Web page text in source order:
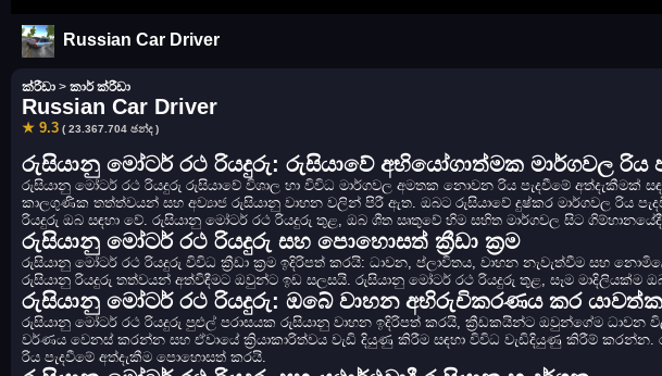
Russian Car Driver
ක්රීඩා > කාර් ක්රීඩා
Russian Car Driver
★ 9.3 ( 23.367.704 ඡන්ද )
රුසියානු මෝටර් රථ රියදුරු: රුසියාවේ අභියෝගාත්මක මාර්ගවල රිය
රුසියානු මෝටර් රථ රියදුරු රුසියාවේ විශාල හා විවිධ මාර්ගවල අමතක නොවන රිය පැදවීමේ අත්දැකීමක්
කාලගුණික තත්ත්වයන් සහ අව්‍යාජ රුසියානු වාහන වලින් පිරී ඇත. ඔබට රුසියාවේ දුෂ්කර මාර්ගවල රිය
රියදුරු ඔබ සඳහා වේ. රුසියානු මෝටර් රථ රියදුරු තුළ, ඔබ ශීත ඍතුවේ හිම සහිත මාර්ගවල සිට
රුසියානු මෝටර් රථ රියදුරු සහ පොහොසත් ක්‍රීඩා ක්‍රම
රුසියානු මෝටර් රථ රියදුරු විවිධ ක්‍රීඩා ක්‍රම ඉදිරිපත් කරයි: ධාවන, ප්ලාවිතය, වාහන නැවැත්වීම සහ
රුසියානු රියදුරු තත්වයන් අත්විඳීමට ඔවුන්ට ඉඩ සලසයි. රුසියානු මෝටර් රථ රියදුරු තුළ, සෑම මාදිලියක්ම
රුසියානු මෝටර් රථ රියදුරු: ඔබේ වාහන අභිරුචිකරණය කර
රුසියානු මෝටර් රථ රියදුරු පුළුල් පරාසයක රුසියානු වාහන ඉදිරිපත් කරයි, ක්‍රීඩකයින්ට ඔවුන්ගේම ධාවන
වර්ණය වෙනස් කරන්න සහ ඒවායේ ක්‍රියාකාරිත්වය වැඩි දියුණු කිරීම සඳහා විවිධ වැඩිදියුණු කිරීම්
රිය පැදවීමේ අත්දැකීම පොහොසත් කරයි.